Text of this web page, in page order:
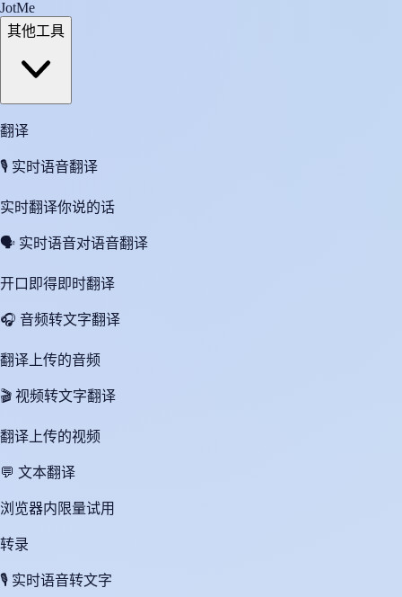
JotMe
其他工具
翻译
🎙️ 实时语音翻译
实时翻译你说的话
🗣️ 实时语音对语音翻译
开口即得即时翻译
🎧 音频转文字翻译
翻译上传的音频
🎬 视频转文字翻译
翻译上传的视频
💬 文本翻译
浏览器内限量试用
转录
🎙️ 实时语音转文字